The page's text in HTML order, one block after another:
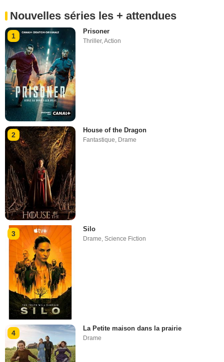
Nouvelles séries les + attendues
1
Prisoner
Thriller,Action
2
House of the Dragon
Fantastique, Drame
3
Silo
Drame,Science Fiction
4
La Petite maison dans la prairie
Drame